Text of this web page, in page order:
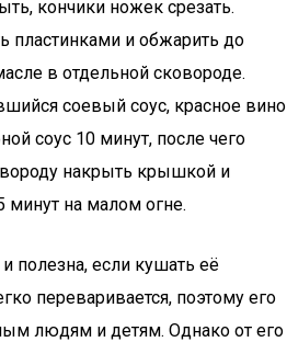
кончики ножек срезать.
и обжарить до
в отдельной сковороде.
соевый соус, красное вино
соус 10 минут, после чего
накрыть крышкой и
минут на малом огне.
полезна, если кушать её
переваривается, поэтому его
людям и детям. Однако от его